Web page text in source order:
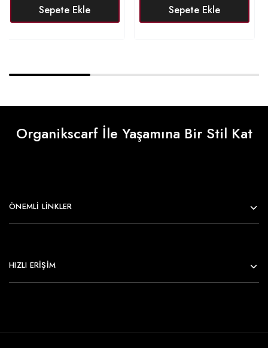
Sepete Ekle Sepete Ekle
Organikscarf İle Yaşamına Bir Stil Kat
ÖNEMLI LINKLER
HIZLI ERİŞİM